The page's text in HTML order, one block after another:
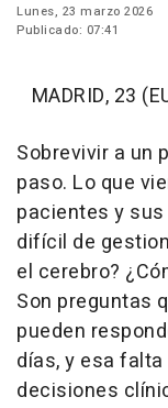
Lunes, 23 marzo 2026
Publicado: 07:41
MADRID, 23
Sobrevivir a un
paso. Lo que
pacientes y
difícil de
el cerebro?
Son preguntas
pueden
días, y esa
decisiones